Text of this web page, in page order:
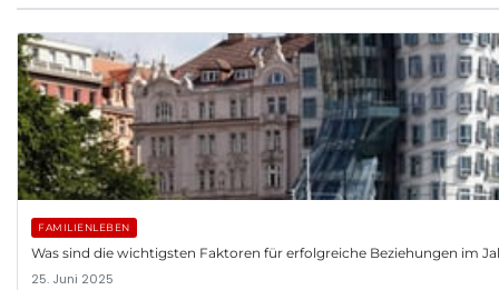
FAMILIENLEBEN
Was sind die wichtigsten Faktoren für erfolgreiche Beziehungen im
25. Juni 2025